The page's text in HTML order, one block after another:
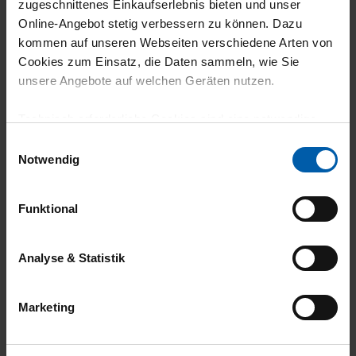
zugeschnittenes Einkaufserlebnis bieten und unser
Online-Angebot stetig verbessern zu können. Dazu
kommen auf unseren Webseiten verschiedene Arten von
Cookies zum Einsatz, die Daten sammeln, wie Sie
unsere Angebote auf welchen Geräten nutzen.
grundlegende Funktionen wie etwa zur Auswahl und
gewährleisten.
Für die Darstellung personalisierter Angebote, Anzeigen
und Inhalte aufgrund Ihres Nutzerverhaltens und Ihres
Zwecke zur Analyse und Optimierung unserer
Informationen. Diese übermitteln wir in anonymisierter
Notwendig
Funktional
Analyse & Statistik
Marketing
climate-neutral
shipping
Family business
Environmentally
Job Guarantee